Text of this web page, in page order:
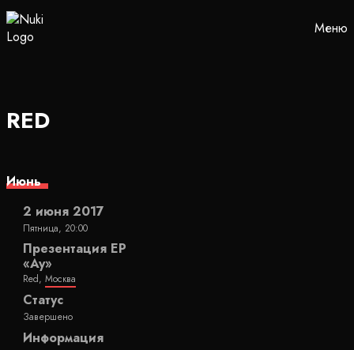
Меню
RED
Июнь
2 июня 2017
Пятница, 20:00
Презентация EP
«Ау»
Red,Москва
Статус
Завершено
Информация